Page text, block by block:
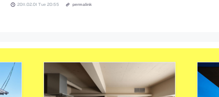
2011.02.01 Tue 20:55 permalink